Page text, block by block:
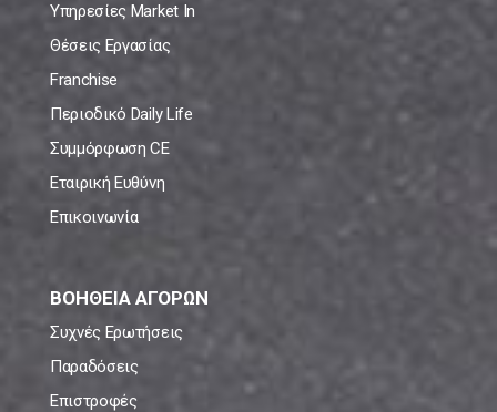
Υπηρεσίες Market In
Θέσεις Εργασίας
Franchise
Περιοδικό Daily Life
Συμμόρφωση CE
Εταιρική Ευθύνη
Επικοινωνία
ΒΟΗΘΕΙΑ ΑΓΟΡΩΝ
Συχνές Ερωτήσεις
Παραδόσεις
Επιστροφές